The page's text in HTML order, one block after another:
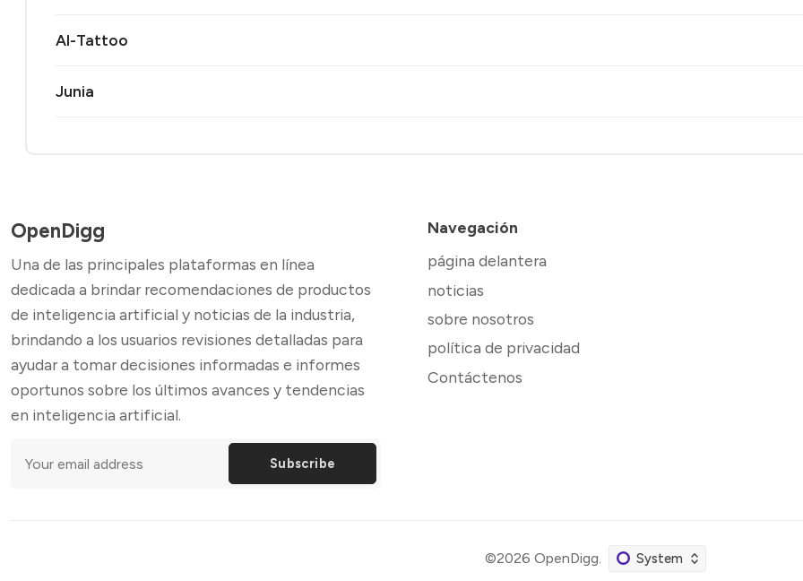
AI-Tattoo
Junia
OpenDigg
Una de las principales plataformas en línea
dedicada a brindar recomendaciones de productos
de inteligencia artificial y noticias de la industria,
brindando a los usuarios revisiones detalladas para
ayudar a tomar decisiones informadas e informes
oportunos sobre los últimos avances y tendencias
en inteligencia artificial.
Subscribe
Navegación
página delantera
noticias
sobre nosotros
política de privacidad
Contáctenos
©2026 OpenDigg.